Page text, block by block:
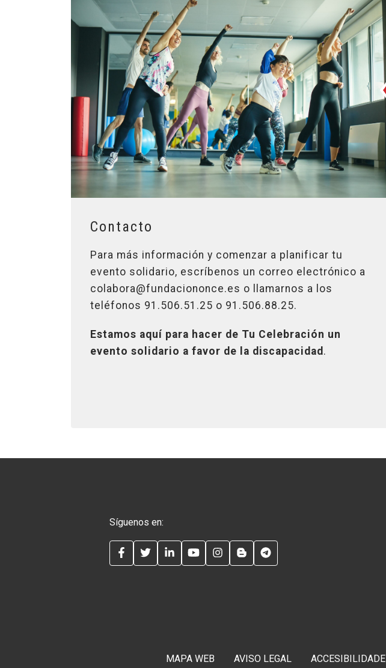
Contacto
Para más información y comenzar a planificar tu
evento solidario, escríbenos un correo electrónico a
colabora@fundaciononce.es o llamarnos a los
teléfonos 91.506.51.25 o 91.506.88.25.
Estamos aquí para hacer de Tu Celebración un
evento solidario a favor de la discapacidad .
Síguenos en:
FACEBOOKTWITTERLINKEDINYOUTUBEINSTAGRAM
BLOG
MAPA WEB AVISO LEGAL ACCESIBILIDADE